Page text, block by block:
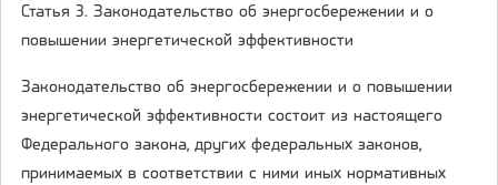
Статья 3. Законодательство об энергосбережении и о
повышении энергетической эффективности
Законодательство об энергосбережении и о повышении
энергетической эффективности состоит из настоящего
Федерального закона, других федеральных законов,
принимаемых в соответствии с ними иных нормативных